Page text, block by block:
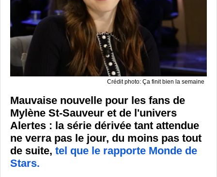
Crédit photo: Ça finit bien la semaine
Mauvaise nouvelle pour les fans de
Mylène St-Sauveur et de l'univers
Alertes : la série dérivée tant attendue
ne verra pas le jour, du moins pas tout
de suite, tel que le rapporte Monde de
Stars.